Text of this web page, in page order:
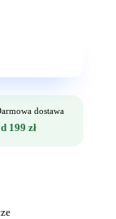
dostawa
199 zł